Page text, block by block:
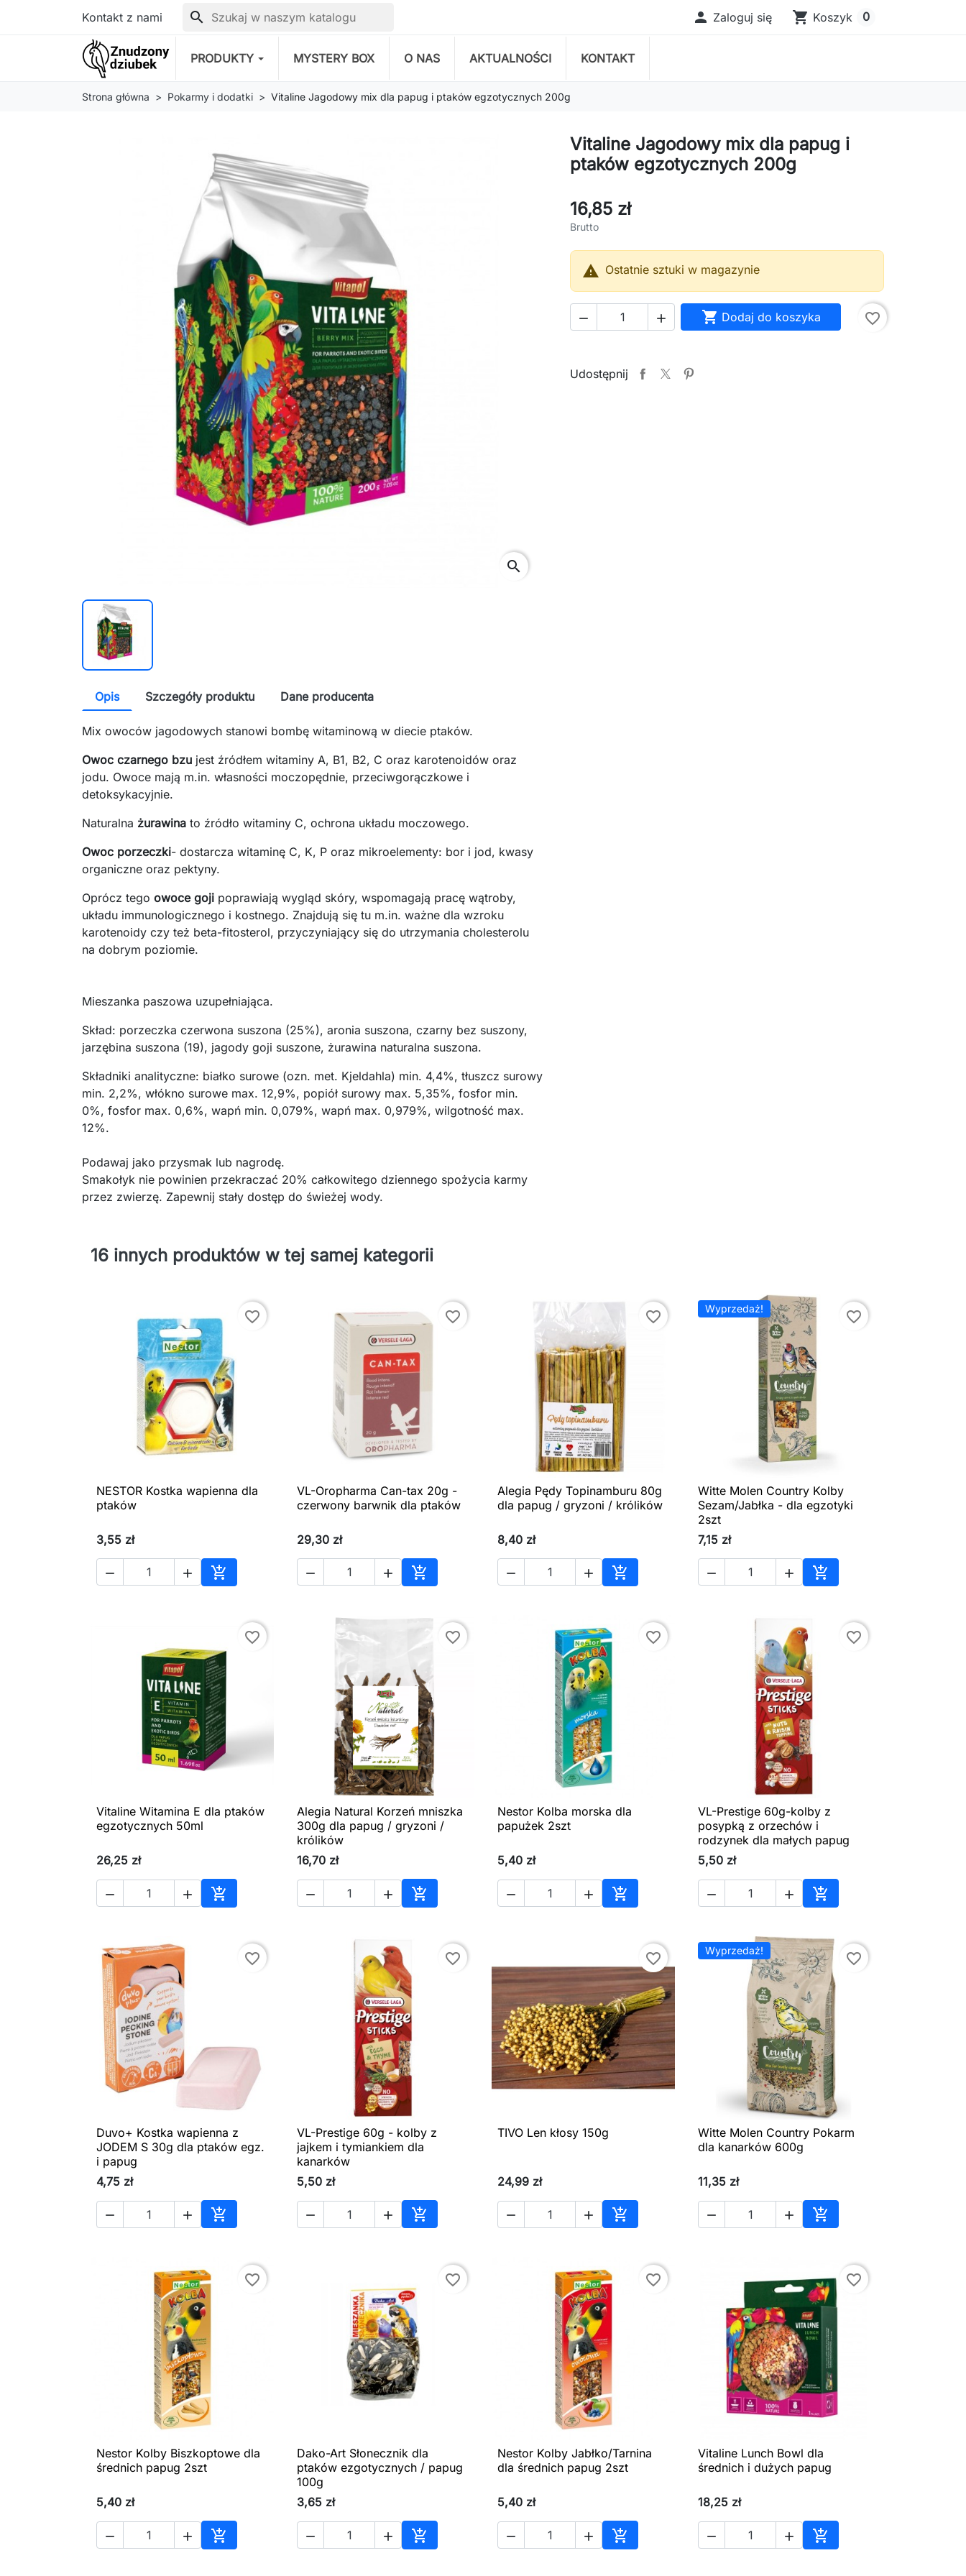
Kontakt z nami search  Zaloguj się shopping_cart Koszyk 0
PRODUKTY MYSTERY BOX O NAS AKTUALNOŚCI KONTAKT
Strona główna Pokarmy i dodatki Vitaline Jagodowy mix dla papug i ptaków egzotycznych 200g
search
Vitaline Jagodowy mix dla papug i
ptaków egzotycznych 200g
16,85 zł
Brutto
 Ostatnie sztuki w magazynie
   Dodaj do koszyka favorite_border
Udostępnij
Opis Szczegóły produktu Dane producenta
Mix owoców jagodowych stanowi bombę witaminową w diecie ptaków.
Owoc czarnego bzu jest źródłem witaminy A, B1, B2, C oraz karotenoidów oraz
jodu. Owoce mają m.in. własności moczopędnie, przeciwgorączkowe i
detoksykacyjnie.
Naturalna żurawina to źródło witaminy C, ochrona układu moczowego.
Owoc porzeczki- dostarcza witaminę C, K, P oraz mikroelementy: bor i jod, kwasy
organiczne oraz pektyny.
Oprócz tego owoce goji poprawiają wygląd skóry, wspomagają pracę wątroby,
układu immunologicznego i kostnego. Znajdują się tu m.in. ważne dla wzroku
karotenoidy czy też beta-fitosterol, przyczyniający się do utrzymania cholesterolu
na dobrym poziomie.
Mieszanka paszowa uzupełniająca.
Skład: porzeczka czerwona suszona (25%), aronia suszona, czarny bez suszony,
jarzębina suszona (19), jagody goji suszone, żurawina naturalna suszona.
Składniki analityczne: białko surowe (ozn. met. Kjeldahla) min. 4,4%, tłuszcz surowy
min. 2,2%, włókno surowe max. 12,9%, popiół surowy max. 5,35%, fosfor min.
0%, fosfor max. 0,6%, wapń min. 0,079%, wapń max. 0,979%, wilgotność max.
12%.
Podawaj jako przysmak lub nagrodę.
Smakołyk nie powinien przekraczać 20% całkowitego dziennego spożycia karmy
przez zwierzę. Zapewnij stały dostęp do świeżej wody.
16 innych produktów w tej samej kategorii
favorite_border
 Szybki podgląd
NESTOR Kostka wapienna dla
ptaków
3,55 zł
  
Dodaj do koszyka
favorite_border
 Szybki podgląd
VL-Oropharma Can-tax 20g -
czerwony barwnik dla ptaków
29,30 zł
  
Dodaj do koszyka
favorite_border
 Szybki podgląd
Alegia Pędy Topinamburu 80g
dla papug / gryzoni / królików
8,40 zł
  
Dodaj do koszyka
Wyprzedaż! favorite_border
 Szybki podgląd
Witte Molen Country Kolby
Sezam/Jabłka - dla egzotyki
2szt
7,15 zł
  
Dodaj do koszyka
favorite_border
 Szybki podgląd
Vitaline Witamina E dla ptaków
egzotycznych 50ml
26,25 zł
  
Dodaj do koszyka
favorite_border
 Szybki podgląd
Alegia Natural Korzeń mniszka
300g dla papug / gryzoni /
królików
16,70 zł
  
Dodaj do koszyka
favorite_border
 Szybki podgląd
Nestor Kolba morska dla
papużek 2szt
5,40 zł
  
Dodaj do koszyka
favorite_border
 Szybki podgląd
VL-Prestige 60g-kolby z
posypką z orzechów i
rodzynek dla małych papug
5,50 zł
  
Dodaj do koszyka
favorite_border
 Szybki podgląd
Duvo+ Kostka wapienna z
JODEM S 30g dla ptaków egz.
i papug
4,75 zł
  
Dodaj do koszyka
favorite_border
 Szybki podgląd
VL-Prestige 60g - kolby z
jajkem i tymiankiem dla
kanarków
5,50 zł
  
Dodaj do koszyka
favorite_border
 Szybki podgląd
TIVO Len kłosy 150g
24,99 zł
  
Dodaj do koszyka
Wyprzedaż! favorite_border
 Szybki podgląd
Witte Molen Country Pokarm
dla kanarków 600g
11,35 zł
  
Dodaj do koszyka
favorite_border
 Szybki podgląd
Nestor Kolby Biszkoptowe dla
średnich papug 2szt
5,40 zł
  
Dodaj do koszyka
favorite_border
 Szybki podgląd
Dako-Art Słonecznik dla
ptaków ezgotycznych / papug
100g
3,65 zł
  
Dodaj do koszyka
favorite_border
 Szybki podgląd
Nestor Kolby Jabłko/Tarnina
dla średnich papug 2szt
5,40 zł
  
Dodaj do koszyka
favorite_border
 Szybki podgląd
Vitaline Lunch Bowl dla
średnich i dużych papug
18,25 zł
  
Dodaj do koszyka